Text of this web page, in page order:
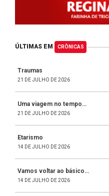
ÚLTIMAS EM CRÔNICAS
Traumas
21 DE JULHO DE 2026
Uma viagem no tempo…
21 DE JULHO DE 2026
Etarismo
14 DE JULHO DE 2026
Vamos voltar ao básico…
14 DE JULHO DE 2026